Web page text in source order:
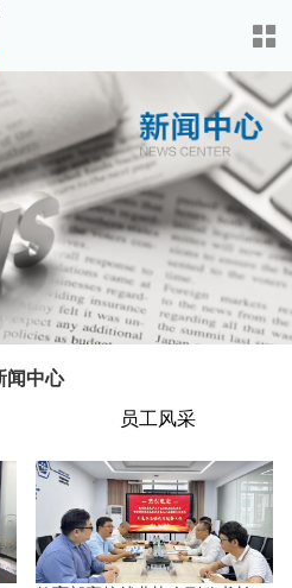
闻中心
员工风采